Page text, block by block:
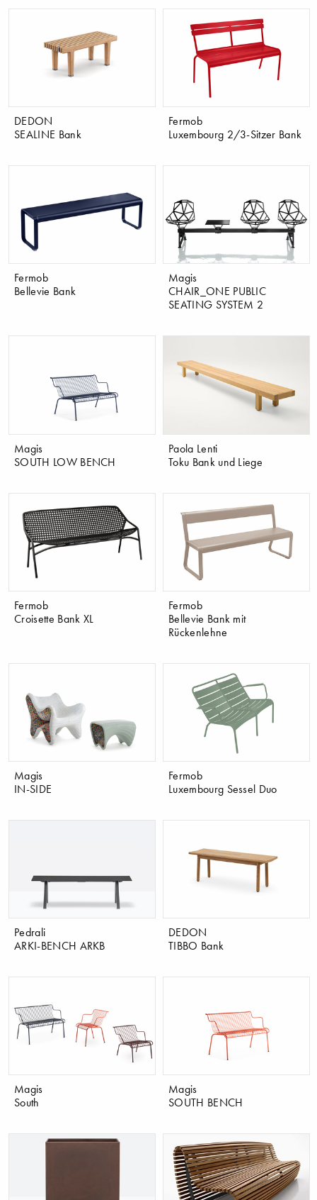
DEDON
SEALINE Bank
Fermob
Luxembourg 2/3-Sitzer Bank
Fermob
Bellevie Bank
Magis
CHAIR_ONE PUBLIC
SEATING SYSTEM 2
Magis
SOUTH LOW BENCH
Paola Lenti
Toku Bank und Liege
Fermob
Croisette Bank XL
Fermob
Bellevie Bank mit
Rückenlehne
Magis
IN-SIDE
Fermob
Luxembourg Sessel Duo
Pedrali
ARKI-BENCH ARKB
DEDON
TIBBO Bank
Magis
South
Magis
SOUTH BENCH